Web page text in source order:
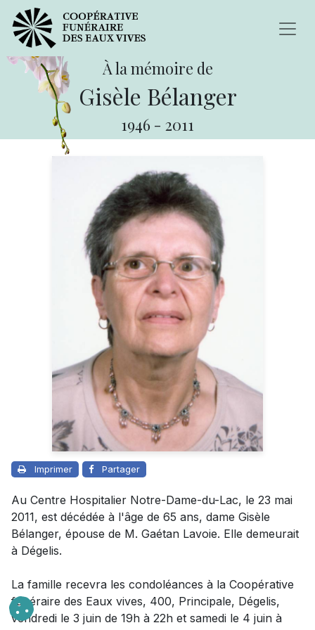
À la mémoire de
Gisèle Bélanger
1946 - 2011
Imprimer Partager
Au Centre Hospitalier Notre-Dame-du-Lac, le 23 mai
2011, est décédée à l'âge de 65 ans, dame Gisèle
Bélanger, épouse de M. Gaétan Lavoie. Elle demeurait
à Dégelis.
La famille recevra les condoléances à la Coopérative
funéraire des Eaux vives, 400, Principale, Dégelis,
vendredi le 3 juin de 19h à 22h et samedi le 4 juin à